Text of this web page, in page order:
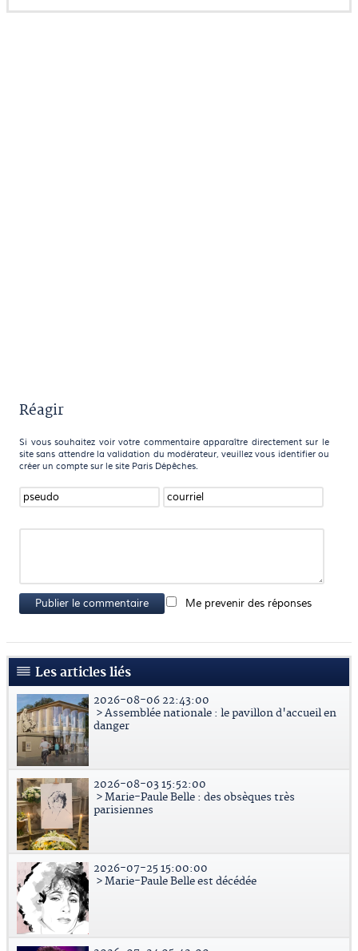
Réagir
Si vous souhaitez voir votre commentaire apparaître directement sur le
site sans attendre la validation du modérateur, veuillez vous identifier ou
créer un compte sur le site Paris Dépêches.
Publier le commentaire Me prevenir des réponses
Les articles liés
2026-08-06 22:43:00
> Assemblée nationale : le pavillon d'accueil en
danger
2026-08-03 15:52:00
> Marie-Paule Belle : des obsèques très
parisiennes
2026-07-25 15:00:00
> Marie-Paule Belle est décédée